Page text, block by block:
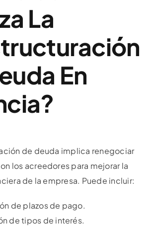
La
En
de deuda implica renegociar
los acreedores para mejorar la
de la empresa. Puede incluir:
de plazos de pago.
de tipos de interés.